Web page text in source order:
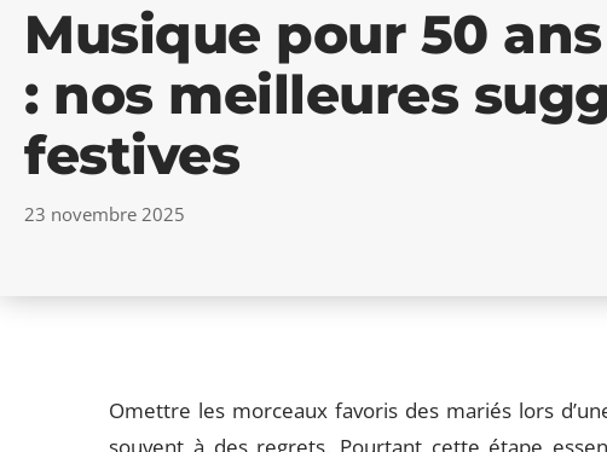
Musique pour 50
: nos meilleures
festives
23 novembre 2025
Omettre les morceaux favoris des mariés lors